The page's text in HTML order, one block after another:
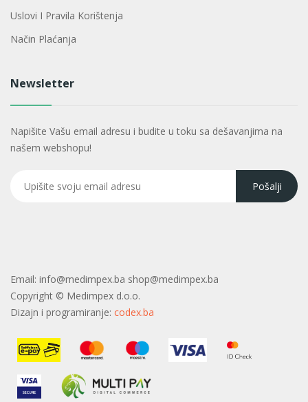
Uslovi I Pravila Korištenja
Način Plaćanja
Newsletter
Napišite Vašu email adresu i budite u toku sa dešavanjima na
našem webshopu!
Email: info@medimpex.ba shop@medimpex.ba
Copyright © Medimpex d.o.o.
Dizajn i programiranje: codex.ba